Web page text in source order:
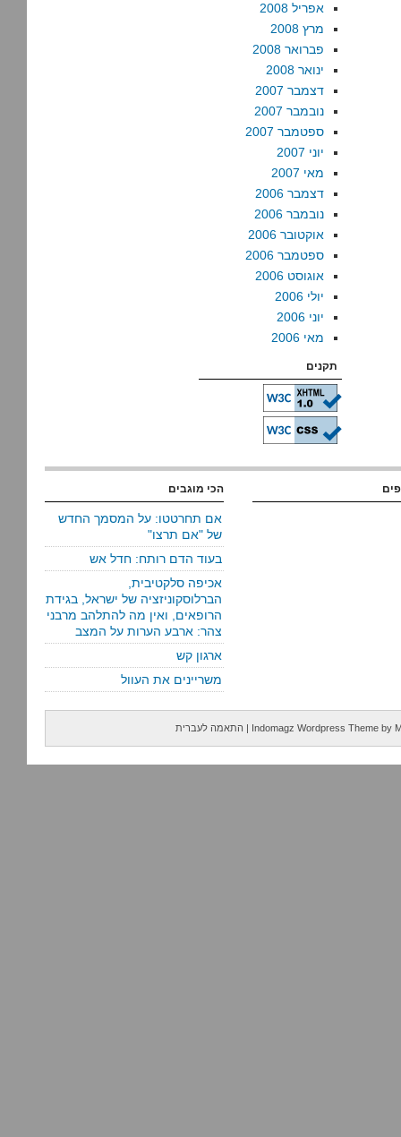
אפריל 2008
מרץ 2008
פברואר 2008
ינואר 2008
דצמבר 2007
נובמבר 2007
ספטמבר 2007
יוני 2007
מאי 2007
דצמבר 2006
נובמבר 2006
אוקטובר 2006
ספטמבר 2006
אוגוסט 2006
יולי 2006
יוני 2006
מאי 2006
תקנים
הכי מוגבים
אם תחרטטו: על המסמך החדש
של "אם תרצו"
בעוד הדם רותח: חדל אש
אכיפה סלקטיבית,
הברלוסקוניזציה של ישראל, בגידת
הרופאים, ואין מה להתלהב מרבני
צהר: ארבע הערות על המצב
ארגון קש
משריינים את העוול
Indomagz Wordpress Theme by
| התאמה לעברית